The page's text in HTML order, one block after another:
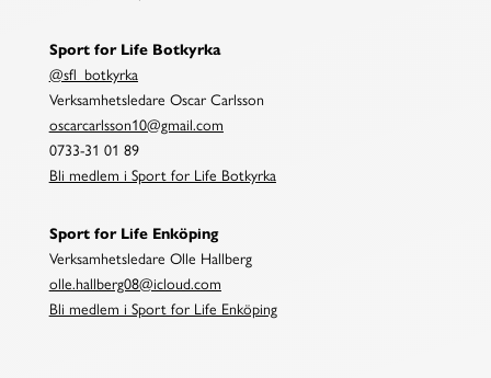
Sport for Life Botkyrka
@sfl_botkyrka
Verksamhetsledare Oscar Carlsson
oscarcarlsson10@gmail.com
0733-31 01 89
Bli medlem i Sport for Life Botkyrka
Sport for Life Enköping
Verksamhetsledare Olle Hallberg
olle.hallberg08@icloud.com
Bli medlem i Sport for Life Enköping